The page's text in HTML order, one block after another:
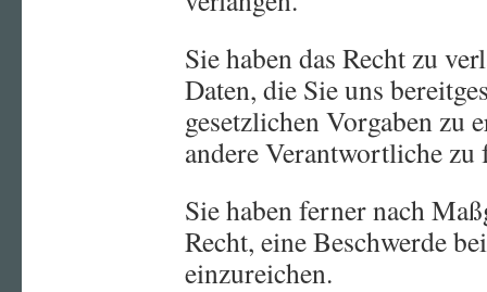
Sie haben das Recht zu
Daten, die Sie uns
gesetzlichen Vorgaben zu
andere Verantwortliche zu
Sie haben ferner nach
Recht, eine Beschwerde
einzureichen.